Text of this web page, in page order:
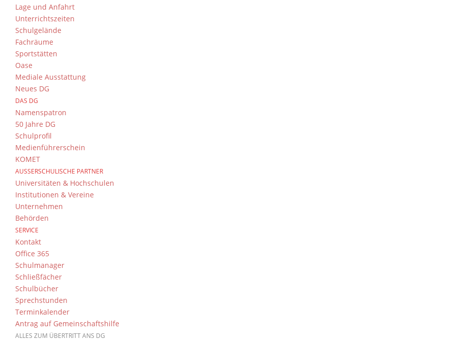
Lage und Anfahrt
Unterrichtszeiten
Schulgelände
Fachräume
Sportstätten
Oase
Mediale Ausstattung
Neues DG
DAS DG
Namenspatron
50 Jahre DG
Schulprofil
Medienführerschein
KOMET
AUSSERSCHULISCHE PARTNER
Universitäten & Hochschulen
Institutionen & Vereine
Unternehmen
Behörden
SERVICE
Kontakt
Office 365
Schulmanager
Schließfächer
Schulbücher
Sprechstunden
Terminkalender
Antrag auf Gemeinschaftshilfe
ALLES ZUM ÜBERTRITT ANS DG